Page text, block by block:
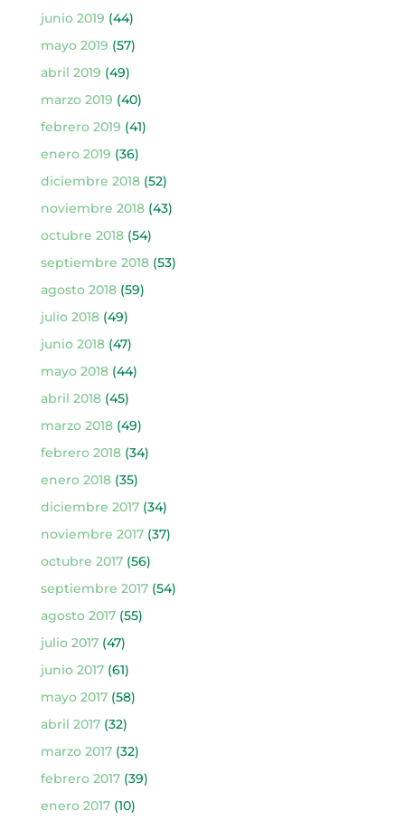
junio 2019 (44)
mayo 2019 (57)
abril 2019 (49)
marzo 2019 (40)
febrero 2019 (41)
enero 2019 (36)
diciembre 2018(52)
noviembre 2018(43)
octubre 2018(54)
septiembre 2018(53)
agosto 2018(59)
julio 2018(49)
junio 2018(47)
mayo 2018(44)
abril 2018(45)
marzo 2018(49)
febrero 2018(34)
enero 2018(35)
diciembre 2017(34)
noviembre 2017(37)
octubre 2017(56)
septiembre 2017(54)
agosto 2017(55)
julio 2017(47)
junio 2017(61)
mayo 2017(58)
abril 2017(32)
marzo 2017(32)
febrero 2017(39)
enero 2017(10)